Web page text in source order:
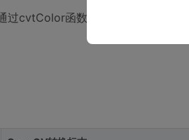
过cvtColor函数即可完成。相比厂